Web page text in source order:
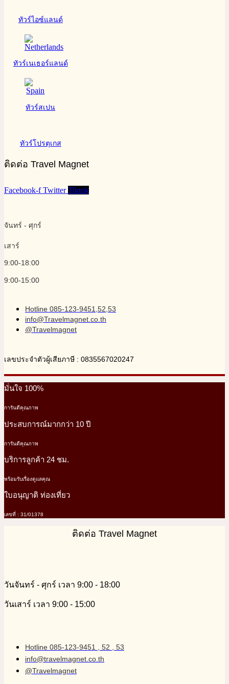
ทัวร์ไอซ์แลนด์
ทัวร์เนเธอร์แลนด์
ทัวร์สเปน
ทัวร์โปรตุเกส
ติดต่อ Travel Magnet
Facebook-f Twitter Tiktok
จันทร์ - ศุกร์
เสาร์
9:00-18:00
9:00-15:00
Hotline 085-123-9451,52,53
info@Travelmagnet.co.th
@Travelmagnet
เลขประจำตัวผู้เสียภาษี : 0835567020247
มั่นใจ 100%
การันตีคุณภาพ
ประสบการณ์มากกว่า 10 ปี
การันตีคุณภาพ
บริการลูกค้า 24 ชม.
พร้อมรับเรื่องดูแลคุณ
ใบอนุญาติ ท่องเที่ยว
เลขที่ : 31/01378
ติดต่อ Travel Magnet
วันจันทร์ - ศุกร์ เวลา 9:00 - 18:00
วันเสาร์ เวลา 9:00 - 15:00
Hotline 085-123-9451 , 52 , 53
info@travelmagnet.co.th
@Travelmagnet